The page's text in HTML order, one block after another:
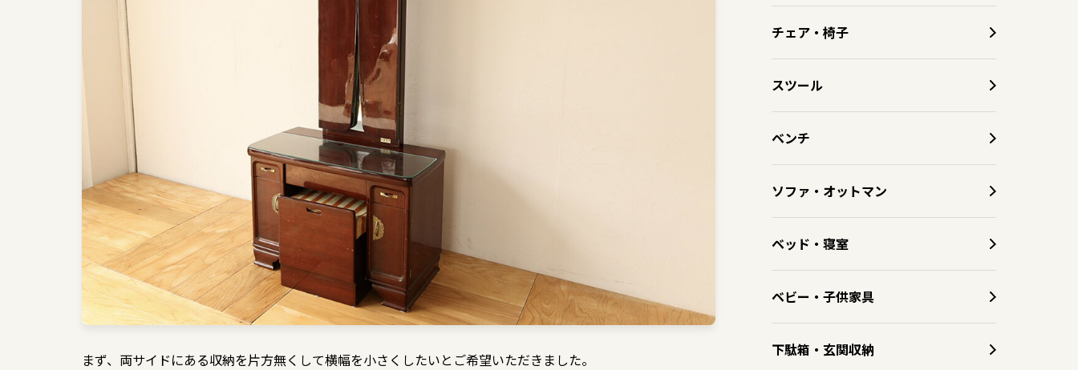
まず、両サイドにある収納を片方無くして横幅を小さくしたいとご希望いただきました。
チェア・椅子
スツール
ベンチ
ソファ・オットマン
ベッド・寝室
ベビー・子供家具
下駄箱・玄関収納